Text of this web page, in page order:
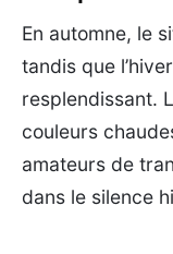
En automne, le
tandis que
resplendissant.
couleurs
amateurs de
dans le silence